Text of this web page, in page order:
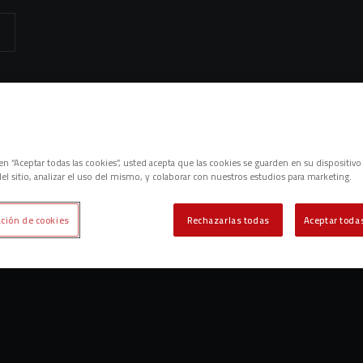
contenidos relacionados con esta. Mínimo tres caracteres.
“Aceptar todas las cookies”, usted acepta que las cookies se guarden en su
sitio, analizar el uso del mismo, y colaborar con nuestros estudios para marketing.
Rechazarlas todas Aceptar
de cookies